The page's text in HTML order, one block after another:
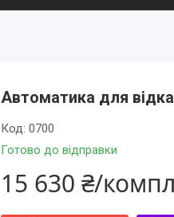
Автоматика для
Готово до відправки
Код: 0700
15 630 ₴/